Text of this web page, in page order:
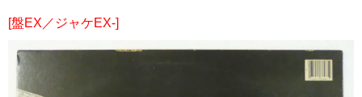
[盤EX／ジャケEX-]